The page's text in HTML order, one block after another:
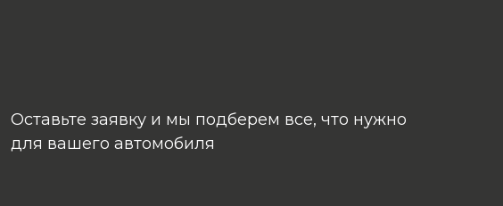
Оставьте заявку и мы подберем все, что нужно
для вашего автомобиля